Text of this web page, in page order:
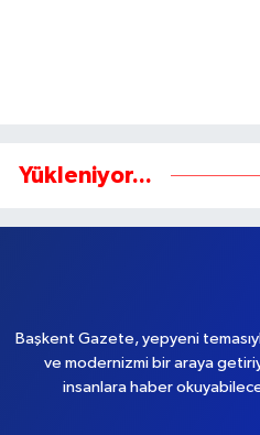
Yükleniyor...
Başkent Gazete, yepyeni
ve modernizmi bir araya